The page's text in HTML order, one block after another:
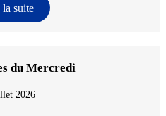
suite
du Mercredi
2026